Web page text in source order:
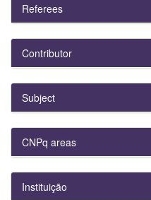
Referees
Contributor
Subject
CNPq areas
Instituição